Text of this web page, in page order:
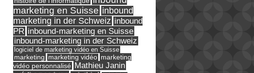
marketing en Suisse inbound
marketing in der Schweiz inbound
PR inbound-marketing en Suisse
inbound-marketing in der Schweiz
logiciel de marketing vidéo en Suisse
marketing marketing vidéo marketing
vidéo personnalisé Mathieu Janin